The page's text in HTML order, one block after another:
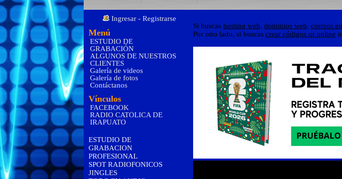
Ingresar - Registrarse
Menú
ESTUDIO DE
GRABACIÓN
ALGUNOS DE NUESTROS
CLIENTES
Galería de videos
Galería de fotos
Contáctanos
Vínculos
FACEBOOK
RADIO CATÓLICA DE
IRAPUATO
ESTUDIO DE
GRABACION
PROFESIONAL
SPOT RADIOFONICOS
JINGLES
Si buscas hosting web, dominios web, correos
Por otro lado, si buscas crear códigos qr online